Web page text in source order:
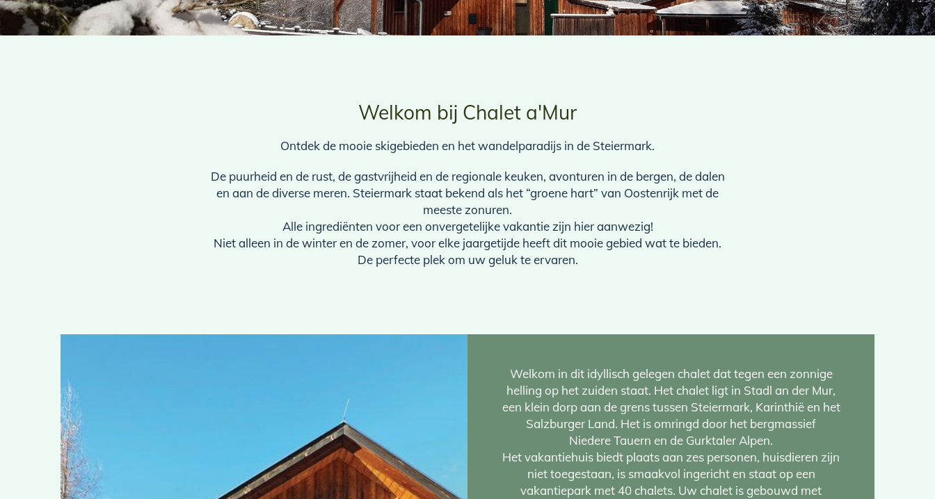
Welkom bij Chalet a'Mur
Ontdek de mooie skigebieden en het wandelparadijs in de Steiermark.
De puurheid en de rust, de gastvrijheid en de regionale keuken, avonturen in de bergen, de dalen
en aan de diverse meren. Steiermark staat bekend als het “groene hart” van Oostenrijk met de
meeste zonuren.
Alle ingrediënten voor een onvergetelijke vakantie zijn hier aanwezig!
Niet alleen in de winter en de zomer, voor elke jaargetijde heeft dit mooie gebied wat te bieden.
De perfecte plek om uw geluk te ervaren.
Welkom in dit idyllisch gelegen chalet dat tegen een zonnige
helling op het zuiden staat. Het chalet ligt in Stadl an der Mur,
een klein dorp aan de grens tussen Steiermark, Karinthië en het
Salzburger Land. Het is omringd door het bergmassief
Niedere Tauern en de Gurktaler Alpen.
Het vakantiehuis biedt plaats aan zes personen, huisdieren zijn
niet toegestaan, is smaakvol ingericht en staat op een
vakantiepark met 40 chalets. Uw chalet is gebouwd met